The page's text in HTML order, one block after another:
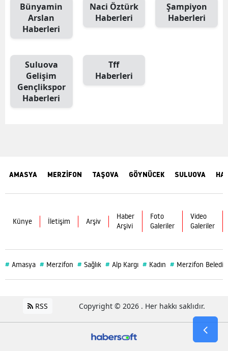
Bünyamin
Arslan
Haberleri
Naci Öztürk
Haberleri
Şampiyon
Haberleri
Suluova
Gelişim
Gençlikspor
Haberleri
Tff
Haberleri
AMASYA MERZİFON TAŞOVA GÖYNÜCEK SULUOVA
Künye İletişim Arşiv
Haber
Arşivi
Foto
Galeriler
Video
Galeriler
# Amasya # Merzifon # Sağlık # Alp Kargı # Kadın # Merzifon
RSS Copyright © 2026 . Her hakkı saklıdır.